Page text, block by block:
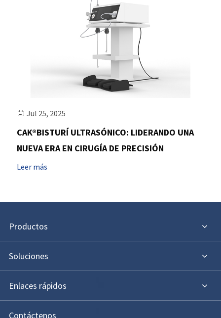
 Jul 25, 2025
CAK®BISTURÍ ULTRASÓNICO: LIDERANDO UNA
NUEVA ERA EN CIRUGÍA DE PRECISIÓN
Leer más
Productos
Soluciones
Enlaces rápidos
Contáctenos